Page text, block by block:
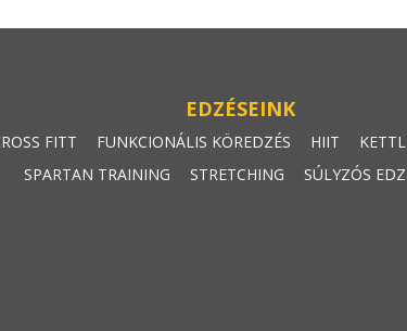
EDZÉSEINK
FITT FUNKCIONÁLIS KÖREDZÉS HIIT
SPARTAN TRAINING
STRETCHING SÚLYZÓS